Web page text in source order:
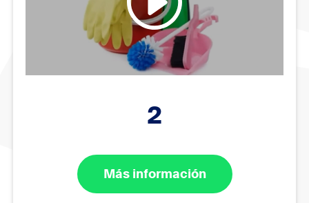
2
Más información